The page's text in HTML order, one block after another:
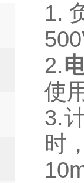
1.
2.
使
3.
时